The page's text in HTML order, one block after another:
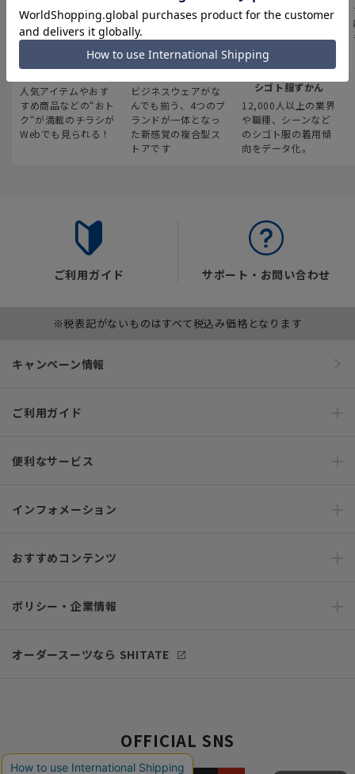
最新のお買い得情報
人気アイテムやおす
すめ商品などの“おト
ク“が満載のチラシが
Webでも見られる！
スーツスクエア
ビジネスウェアがな
んでも揃う、4つのブ
ランドが一体となっ
た新感覚の複合型ス
トアです
みんなの
シゴト服ずかん
12,000人以上の業界
や職種、シーンなど
のシゴト服の着用傾
向をデータ化。
ご利用ガイド サポート・お問い合わせ
※税表記がないものはすべて税込み価格となります
キャンペーン情報
ご利用ガイド
便利なサービス
インフォメーション
おすすめコンテンツ
ポリシー・企業情報
オーダースーツなら SHITATE
OFFICIAL SNS